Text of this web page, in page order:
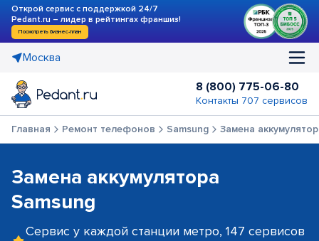
Открой сервис с поддержкой 24/7
Pedant.ru – лидер в рейтингах франшиз!
Посмотреть бизнес-план
Москва
8 (800) 775-06-80
Контакты 707 сервисов
Главная Ремонт телефонов Samsung Замена
Замена аккумулятора
Samsung
Сервис у каждой станции метро, 147 сервисов